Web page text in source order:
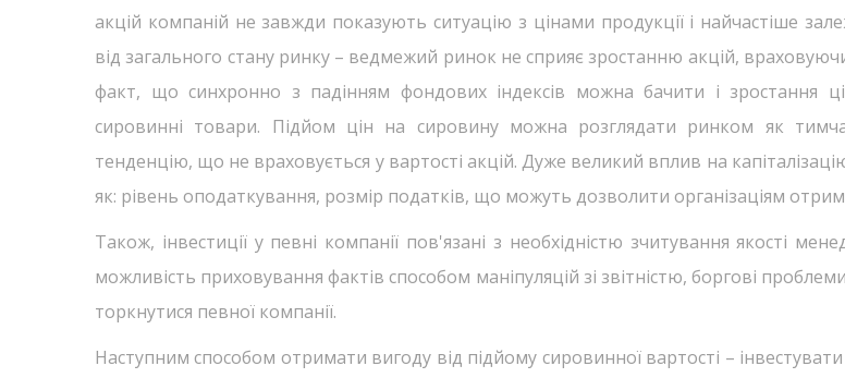
акцій компаній не завжди показують ситуацію з цінами продукції і найчастіше
від загального стану ринку – ведмежий ринок не сприяє зростанню акцій,
факт, що синхронно з падінням фондових індексів можна бачити і зростання
сировинні товари. Підйом цін на сировину можна розглядати ринком як
тенденцію, що не враховується у вартості акцій. Дуже великий вплив на
як: рівень оподаткування, розмір податків, що можуть дозволити організаціям
Також, інвестиції у певні компанії пов'язані з необхідністю зчитування якості
можливість приховування фактів способом маніпуляцій зі звітністю, боргові
торкнутися певної компанії.
Наступним способом отримати вигоду від підйому сировинної вартості –